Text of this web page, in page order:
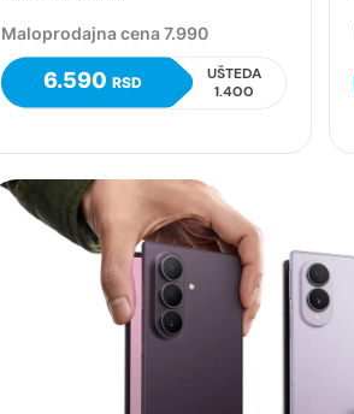
Maloprodajna cena 7.990
6.590 RSD
UŠTEDA
1.400